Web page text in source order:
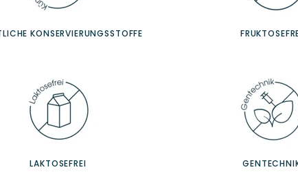
KONSERVIERUNGSSTOFFE
LAKTOSEFREI